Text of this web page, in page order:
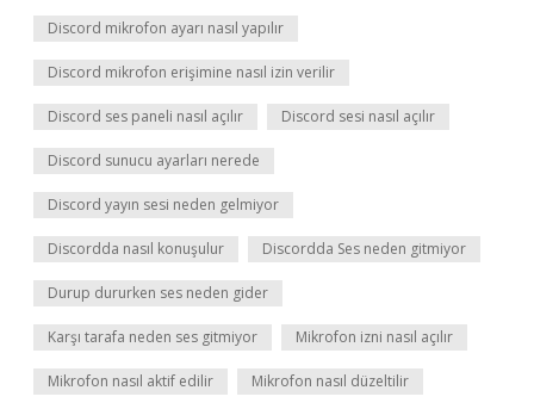
Discord mikrofon ayarı nasıl yapılır
Discord mikrofon erişimine nasıl izin verilir
Discord ses paneli nasıl açılır Discord sesi nasıl açılır
Discord sunucu ayarları nerede
Discord yayın sesi neden gelmiyor
Discordda nasıl konuşulur Discordda Ses neden gitmiyor
Durup dururken ses neden gider
Karşı tarafa neden ses gitmiyor Mikrofon izni nasıl açılır
Mikrofon nasıl aktif edilir Mikrofon nasıl düzeltilir